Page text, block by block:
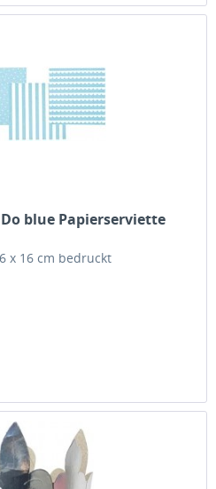
blue Papierserviette
x 16 cm bedruckt